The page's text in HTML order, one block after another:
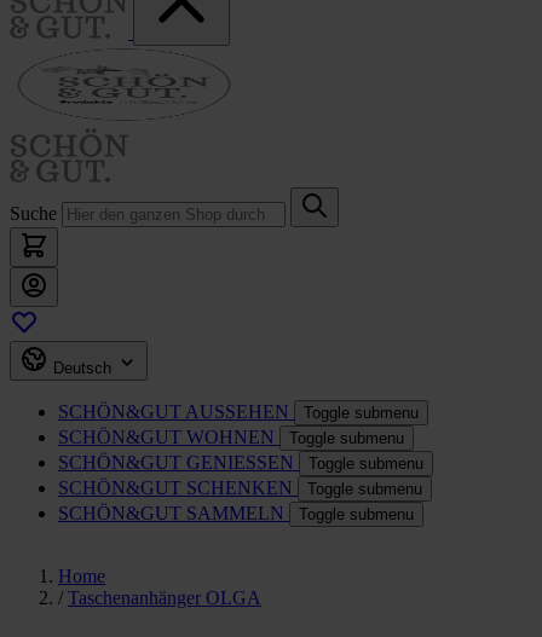
Suche
Deutsch
SCHÖN&GUT AUSSEHEN Toggle submenu
SCHÖN&GUT WOHNEN Toggle submenu
SCHÖN&GUT GENIESSEN Toggle submenu
SCHÖN&GUT SCHENKEN Toggle submenu
SCHÖN&GUT SAMMELN Toggle submenu
Home
/ Taschenanhänger OLGA